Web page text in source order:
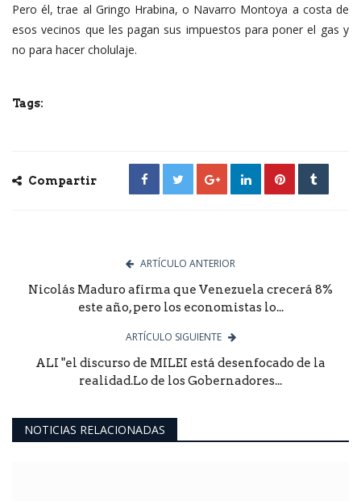
Pero él, trae al Gringo Hrabina, o Navarro Montoya a costa de
esos vecinos que les pagan sus impuestos para poner el gas y
no para hacer cholulaje.
Tags:
Compartir
ARTÍCULO ANTERIOR
Nicolás Maduro afirma que Venezuela crecerá 8%
este año, pero los economistas lo...
ARTÍCULO SIGUIENTE
ALI "el discurso de MILEI está desenfocado de la
realidad.Lo de los Gobernadores...
NOTICIAS RELACIONADAS